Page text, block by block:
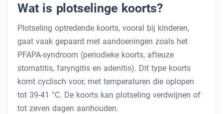
Wat is plotselinge koorts?
Plotseling optredende koorts, vooral bij kinderen,
gaat vaak gepaard met aandoeningen zoals het
PFAPA-syndroom (periodieke koorts, afteuze
stomatitis, faryngitis en adenitis). Dit type koorts
komt cyclisch voor, met temperaturen die oplopen
tot 39-41 °C. De koorts kan plotseling verdwijnen of
tot zeven dagen aanhouden.